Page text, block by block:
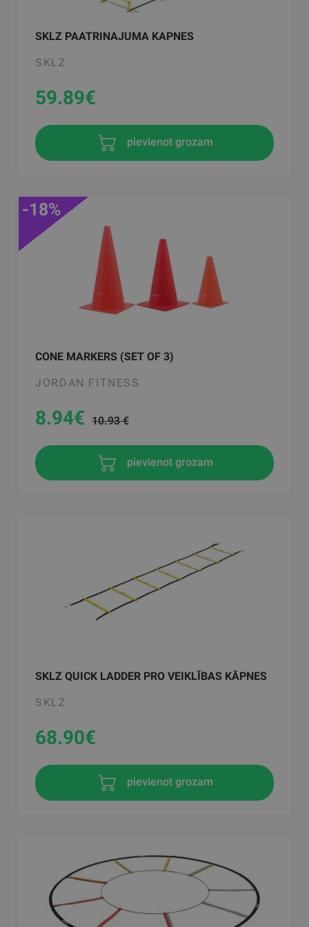
SKLZ PAATRINAJUMA KAPNES
SKLZ
59.89€
pievienot grozam
CONE MARKERS (SET OF 3)
JORDAN FITNESS
-18%
8.94€ 10.93 €
pievienot grozam
SKLZ QUICK LADDER PRO VEIKLĪBAS KĀPNES
SKLZ
68.90€
pievienot grozam